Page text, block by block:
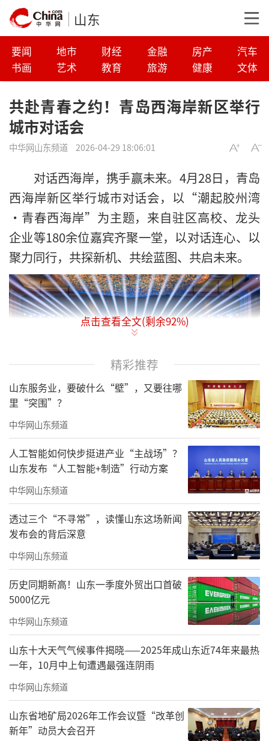
山东
要闻 地市 财经 金融 房产
汽车
书画
艺术 教育 旅游 健康 文体
共赴青春之约！青岛西海岸新区举行
城市对话会
中华网山东频道 2026-04-29 18:06:01
对话西海岸，携手赢未来。4月28日，青岛
西海岸新区举行城市对话会，以“潮起胶州湾
·青春西海岸”为主题，来自驻区高校、龙头
企业等180余位嘉宾齐聚一堂，以对话连心、以
聚力同行，共探新机、共绘蓝图、共启未来。
对话会在城市宣传片《四时山海近悦远
来》中正式拉开帷幕。现场围绕“机遇之城、
产业之城、创新之城、开放之城、宜居之城、
兴业之城”六个维度，对新区进行了全面推
介，系统展示了新区的发展潜力与投资价值，
生动诠释了“投资西海岸就是投资国家战略，
选择西海岸就是把握未来机遇”，并诚邀四海
宾朋在这片充满生机活力的热土上，开辟新的
事业版图，携手共创精彩未来。
西海岸的蓬勃蝶变，根植于每一位建设者
的砥砺拼搏。在“我与西海岸·奋斗者说”环
节，6位与西海岸共成长的奋斗者来到现场，用
亲身经历讲述了他们与新区的奋斗故事。
其中，中国船舶集团青岛北海造船有限公
点击查看全文(剩余92%)
精彩推荐
山东服务业，要破什么“壁”，又要往哪
里“突围”？
中华网山东频道
人工智能如何快步挺进产业“主战场”？
山东发布“人工智能+制造”行动方案
中华网山东频道
透过三个“不寻常”，读懂山东这场新闻
发布会的背后深意
中华网山东频道
历史同期新高！山东一季度外贸出口首破
5000亿元
中华网山东频道
山东十大天气气候事件揭晓——2025年成山东近74年来最热
一年，10月中上旬遭遇最强连阴雨
中华网山东频道
山东省地矿局2026年工作会议暨“改革创
新年”动员大会召开